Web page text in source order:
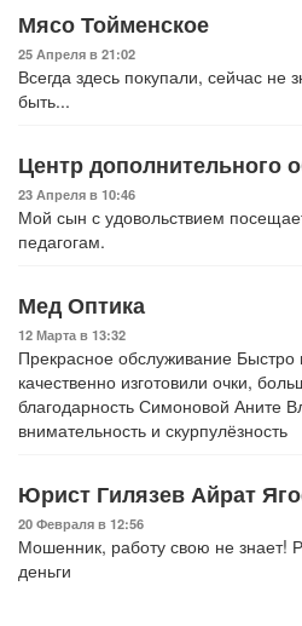
Мясо Тойменское
25 Апреля в 21:02
Всегда здесь покупали, сейчас не
быть...
Центр дополнительного
23 Апреля в 10:46
Мой сын с удовольствием
педагогам.
Мед Оптика
12 Марта в 13:32
Прекрасное обслуживание Быстро
качественно изготовили очки,
благодарность Симоновой Аните
внимательность и скурпулёзность
Юрист Гилязев Айрат
20 Февраля в 12:56
Мошенник, работу свою не знает!
деньги